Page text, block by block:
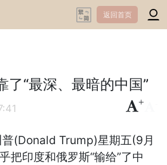
返回首页
了“最深、最暗的中国”
+
普(Donald Trump)星期五(9月
把印度和俄罗斯“输给”了中